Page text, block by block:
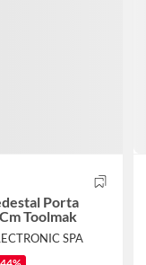
Porta
Toolmak
SPA